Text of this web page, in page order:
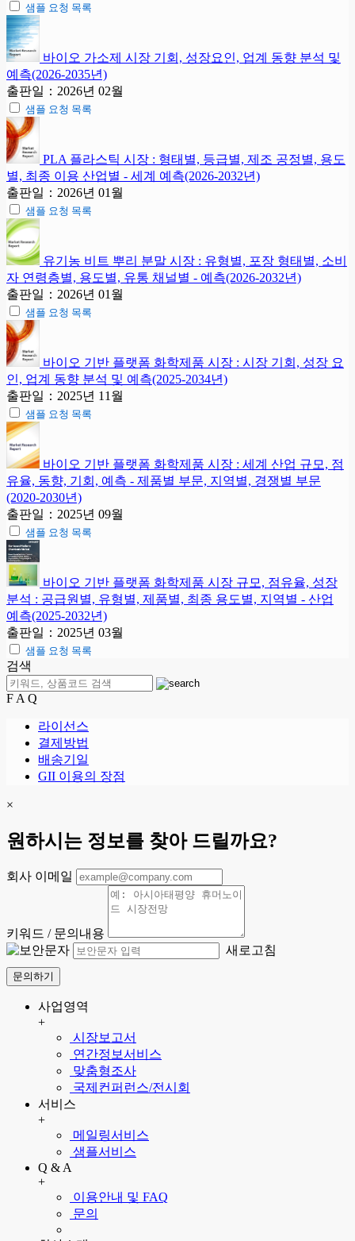
샘플 요청 목록
바이오 가소제 시장 기회, 성장요인, 업계 동향 분석 및
예측(2026-2035년)
출판일：2026년 02월
샘플 요청 목록
PLA 플라스틱 시장 : 형태별, 등급별, 제조 공정별, 용도
별, 최종 이용 산업별 - 세계 예측(2026-2032년)
출판일：2026년 01월
샘플 요청 목록
유기농 비트 뿌리 분말 시장 : 유형별, 포장 형태별, 소비
자 연령층별, 용도별, 유통 채널별 - 예측(2026-2032년)
출판일：2026년 01월
샘플 요청 목록
바이오 기반 플랫폼 화학제품 시장 : 시장 기회, 성장 요
인, 업계 동향 분석 및 예측(2025-2034년)
출판일：2025년 11월
샘플 요청 목록
바이오 기반 플랫폼 화학제품 시장 : 세계 산업 규모, 점
유율, 동향, 기회, 예측 - 제품별 부문, 지역별, 경쟁별 부문
(2020-2030년)
출판일：2025년 09월
샘플 요청 목록
바이오 기반 플랫폼 화학제품 시장 규모, 점유율, 성장
분석 : 공급원별, 유형별, 제품별, 최종 용도별, 지역별 - 산업
예측(2025-2032년)
출판일：2025년 03월
샘플 요청 목록
검색
F A Q
라이선스
결제방법
배송기일
GII 이용의 장점
×
원하시는 정보를 찾아 드릴까요?
회사 이메일
키워드 / 문의내용
새로고침
문의하기
사업영역
+
시장보고서
연간정보서비스
맞춤형조사
국제컨퍼런스/전시회
서비스
+
메일링서비스
샘플서비스
Q & A
+
이용안내 및 FAQ
문의